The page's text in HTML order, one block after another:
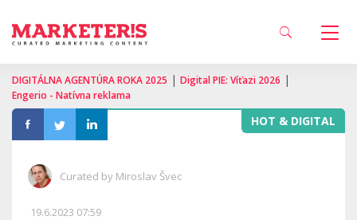
DIGITÁLNA AGENTÚRA ROKA 2025 | Digital PIE: Víťazi 2026 |
Engerio - Natívna reklama
HOT & DIGITAL
Curated by Miroslav Švec
19.6.2023 07:59